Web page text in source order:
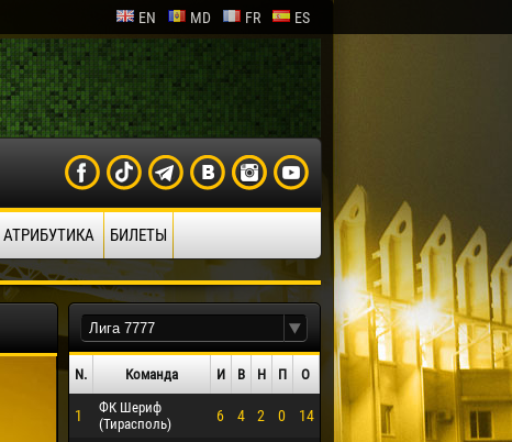
EN MD FR ES
АТРИБУТИКА БИЛЕТЫ
N. Команда И В Н П О
1
ФК Шериф
(Тирасполь)
6 4 2 0 14